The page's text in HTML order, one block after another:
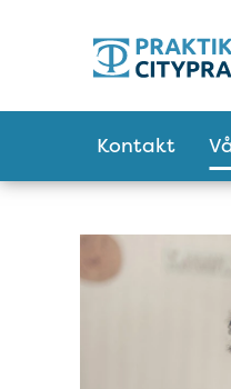
Kontakt